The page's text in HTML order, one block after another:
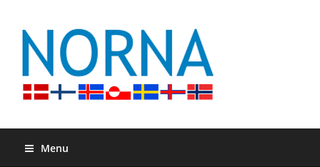
Menu